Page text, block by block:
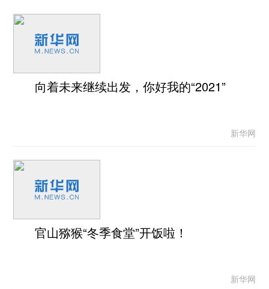
向着未来继续出发，你好我的“2021”
新华网
官山猕猴“冬季食堂”开饭啦！
新华网